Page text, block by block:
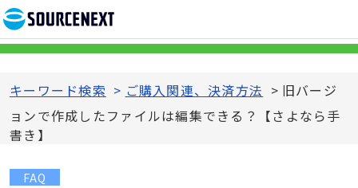
キーワード検索 > ご購入関連、決済方法 > 旧バージ
ョンで作成したファイルは編集できる？【さよなら手
書き】
FAQ